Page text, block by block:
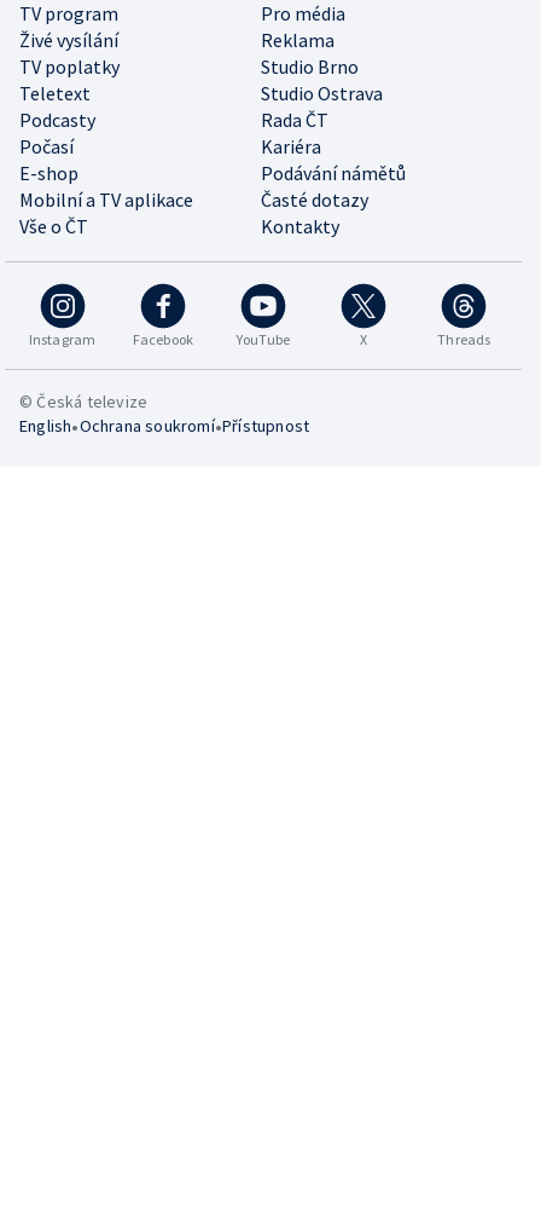
TV program
Pro média
Živé vysílání
Reklama
TV poplatky
Studio Brno
Teletext
Studio Ostrava
Podcasty
Rada ČT
Počasí
Kariéra
E-shop
Podávání námětů
Mobilní a TV aplikace
Časté dotazy
Vše o ČT
Kontakty
Instagram Facebook YouTube X Threads
© Česká televize
English•Ochrana soukromí•Přístupnost